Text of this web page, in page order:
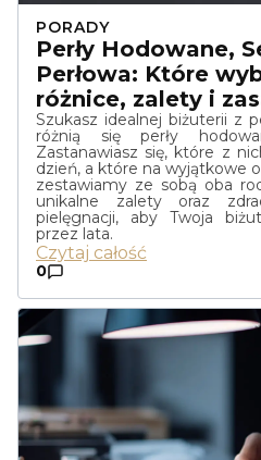
PORADY
Perły Hodowane,
Perłowa: Które
różnice, zalety i
Szukasz idealnej biżuterii z
różnią się perły
Zastanawiasz się, które z
dzień, a które na wyjątkowe
zestawiamy ze sobą oba
unikalne zalety oraz
pielęgnacji, aby Twoja
przez lata.
Czytaj całość
0